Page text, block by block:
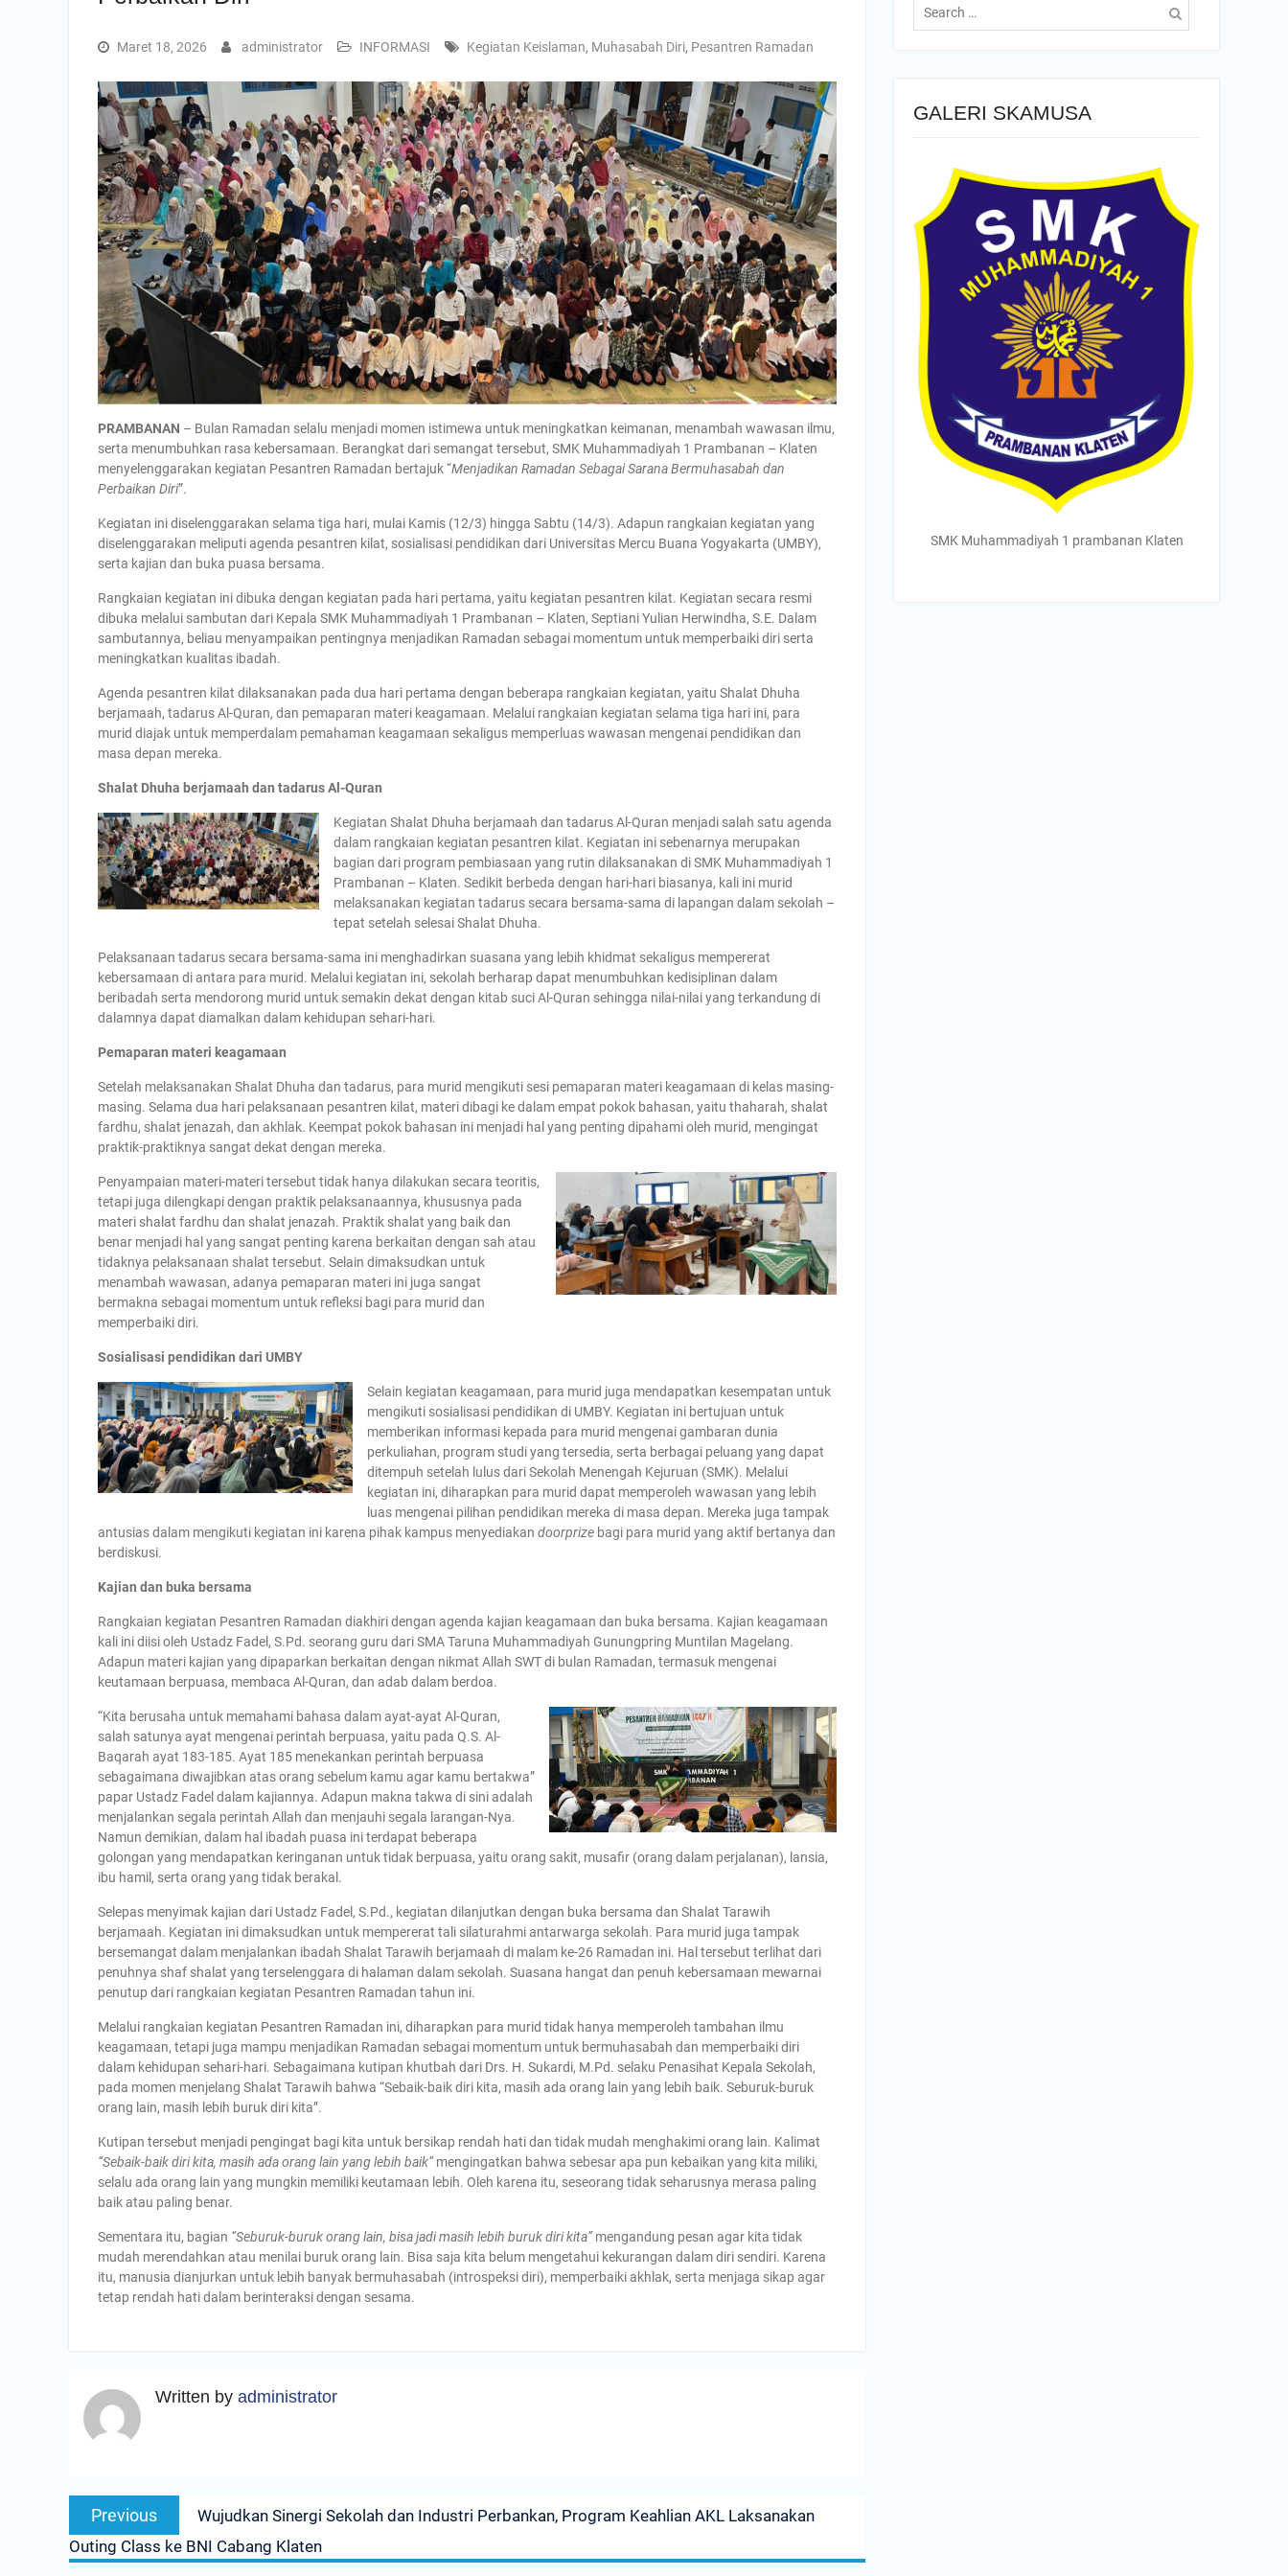
Maret 18, 2026 administrator INFORMASI Kegiatan Keislaman, Muhasabah Diri, Pesantren Ramadan
PRAMBANAN – Bulan Ramadan selalu menjadi momen istimewa untuk meningkatkan keimanan, menambah wawasan ilmu,
serta menumbuhkan rasa kebersamaan. Berangkat dari semangat tersebut, SMK Muhammadiyah 1 Prambanan – Klaten
menyelenggarakan kegiatan Pesantren Ramadan bertajuk “Menjadikan Ramadan Sebagai Sarana Bermuhasabah dan
Perbaikan Diri”.
Kegiatan ini diselenggarakan selama tiga hari, mulai Kamis (12/3) hingga Sabtu (14/3). Adapun rangkaian kegiatan yang
diselenggarakan meliputi agenda pesantren kilat, sosialisasi pendidikan dari Universitas Mercu Buana Yogyakarta (UMBY),
serta kajian dan buka puasa bersama.
Rangkaian kegiatan ini dibuka dengan kegiatan pada hari pertama, yaitu kegiatan pesantren kilat. Kegiatan secara resmi
dibuka melalui sambutan dari Kepala SMK Muhammadiyah 1 Prambanan – Klaten, Septiani Yulian Herwindha, S.E. Dalam
sambutannya, beliau menyampaikan pentingnya menjadikan Ramadan sebagai momentum untuk memperbaiki diri serta
meningkatkan kualitas ibadah.
Agenda pesantren kilat dilaksanakan pada dua hari pertama dengan beberapa rangkaian kegiatan, yaitu Shalat Dhuha
berjamaah, tadarus Al-Quran, dan pemaparan materi keagamaan. Melalui rangkaian kegiatan selama tiga hari ini, para
murid diajak untuk memperdalam pemahaman keagamaan sekaligus memperluas wawasan mengenai pendidikan dan
masa depan mereka.
Shalat Dhuha berjamaah dan tadarus Al-Quran
Kegiatan Shalat Dhuha berjamaah dan tadarus Al-Quran menjadi salah satu agenda
dalam rangkaian kegiatan pesantren kilat. Kegiatan ini sebenarnya merupakan
bagian dari program pembiasaan yang rutin dilaksanakan di SMK Muhammadiyah 1
Prambanan – Klaten. Sedikit berbeda dengan hari-hari biasanya, kali ini murid
melaksanakan kegiatan tadarus secara bersama-sama di lapangan dalam sekolah –
tepat setelah selesai Shalat Dhuha.
Pelaksanaan tadarus secara bersama-sama ini menghadirkan suasana yang lebih khidmat sekaligus mempererat
kebersamaan di antara para murid. Melalui kegiatan ini, sekolah berharap dapat menumbuhkan kedisiplinan dalam
beribadah serta mendorong murid untuk semakin dekat dengan kitab suci Al-Quran sehingga nilai-nilai yang terkandung di
dalamnya dapat diamalkan dalam kehidupan sehari-hari.
Pemaparan materi keagamaan
Setelah melaksanakan Shalat Dhuha dan tadarus, para murid mengikuti sesi pemaparan materi keagamaan di kelas masing-
masing. Selama dua hari pelaksanaan pesantren kilat, materi dibagi ke dalam empat pokok bahasan, yaitu thaharah, shalat
fardhu, shalat jenazah, dan akhlak. Keempat pokok bahasan ini menjadi hal yang penting dipahami oleh murid, mengingat
praktik-praktiknya sangat dekat dengan mereka.
Penyampaian materi-materi tersebut tidak hanya dilakukan secara teoritis,
tetapi juga dilengkapi dengan praktik pelaksanaannya, khususnya pada
materi shalat fardhu dan shalat jenazah. Praktik shalat yang baik dan
benar menjadi hal yang sangat penting karena berkaitan dengan sah atau
tidaknya pelaksanaan shalat tersebut. Selain dimaksudkan untuk
menambah wawasan, adanya pemaparan materi ini juga sangat
bermakna sebagai momentum untuk refleksi bagi para murid dan
memperbaiki diri.
Sosialisasi pendidikan dari UMBY
Selain kegiatan keagamaan, para murid juga mendapatkan kesempatan untuk
mengikuti sosialisasi pendidikan di UMBY. Kegiatan ini bertujuan untuk
memberikan informasi kepada para murid mengenai gambaran dunia
perkuliahan, program studi yang tersedia, serta berbagai peluang yang dapat
ditempuh setelah lulus dari Sekolah Menengah Kejuruan (SMK). Melalui
kegiatan ini, diharapkan para murid dapat memperoleh wawasan yang lebih
luas mengenai pilihan pendidikan mereka di masa depan. Mereka juga tampak
antusias dalam mengikuti kegiatan ini karena pihak kampus menyediakan doorprize bagi para murid yang aktif bertanya dan
berdiskusi.
Kajian dan buka bersama
Rangkaian kegiatan Pesantren Ramadan diakhiri dengan agenda kajian keagamaan dan buka bersama. Kajian keagamaan
kali ini diisi oleh Ustadz Fadel, S.Pd. seorang guru dari SMA Taruna Muhammadiyah Gunungpring Muntilan Magelang.
Adapun materi kajian yang dipaparkan berkaitan dengan nikmat Allah SWT di bulan Ramadan, termasuk mengenai
keutamaan berpuasa, membaca Al-Quran, dan adab dalam berdoa.
“Kita berusaha untuk memahami bahasa dalam ayat-ayat Al-Quran,
salah satunya ayat mengenai perintah berpuasa, yaitu pada Q.S. Al-
Baqarah ayat 183-185. Ayat 185 menekankan perintah berpuasa
sebagaimana diwajibkan atas orang sebelum kamu agar kamu bertakwa”
papar Ustadz Fadel dalam kajiannya. Adapun makna takwa di sini adalah
menjalankan segala perintah Allah dan menjauhi segala larangan-Nya.
Namun demikian, dalam hal ibadah puasa ini terdapat beberapa
golongan yang mendapatkan keringanan untuk tidak berpuasa, yaitu orang sakit, musafir (orang dalam perjalanan), lansia,
ibu hamil, serta orang yang tidak berakal.
Selepas menyimak kajian dari Ustadz Fadel, S.Pd., kegiatan dilanjutkan dengan buka bersama dan Shalat Tarawih
berjamaah. Kegiatan ini dimaksudkan untuk mempererat tali silaturahmi antarwarga sekolah. Para murid juga tampak
bersemangat dalam menjalankan ibadah Shalat Tarawih berjamaah di malam ke-26 Ramadan ini. Hal tersebut terlihat dari
penuhnya shaf shalat yang terselenggara di halaman dalam sekolah. Suasana hangat dan penuh kebersamaan mewarnai
penutup dari rangkaian kegiatan Pesantren Ramadan tahun ini.
Melalui rangkaian kegiatan Pesantren Ramadan ini, diharapkan para murid tidak hanya memperoleh tambahan ilmu
keagamaan, tetapi juga mampu menjadikan Ramadan sebagai momentum untuk bermuhasabah dan memperbaiki diri
dalam kehidupan sehari-hari. Sebagaimana kutipan khutbah dari Drs. H. Sukardi, M.Pd. selaku Penasihat Kepala Sekolah,
pada momen menjelang Shalat Tarawih bahwa “Sebaik-baik diri kita, masih ada orang lain yang lebih baik. Seburuk-buruk
orang lain, masih lebih buruk diri kita”.
Kutipan tersebut menjadi pengingat bagi kita untuk bersikap rendah hati dan tidak mudah menghakimi orang lain. Kalimat
“Sebaik-baik diri kita, masih ada orang lain yang lebih baik”mengingatkan bahwa sebesar apa pun kebaikan yang kita miliki,
selalu ada orang lain yang mungkin memiliki keutamaan lebih. Oleh karena itu, seseorang tidak seharusnya merasa paling
baik atau paling benar.
Sementara itu, bagian “Seburuk-buruk orang lain, bisa jadi masih lebih buruk diri kita”mengandung pesan agar kita tidak
mudah merendahkan atau menilai buruk orang lain. Bisa saja kita belum mengetahui kekurangan dalam diri sendiri. Karena
itu, manusia dianjurkan untuk lebih banyak bermuhasabah (introspeksi diri), memperbaiki akhlak, serta menjaga sikap agar
tetap rendah hati dalam berinteraksi dengan sesama.
Written by administrator
Navigasi
posPrevious
Previous
post:
Wujudkan Sinergi Sekolah dan Industri Perbankan, Program Keahlian AKL Laksanakan
Outing Class ke BNI Cabang Klaten
for:
GALERI SKAMUSA
SMK Muhammadiyah 1 prambanan Klaten